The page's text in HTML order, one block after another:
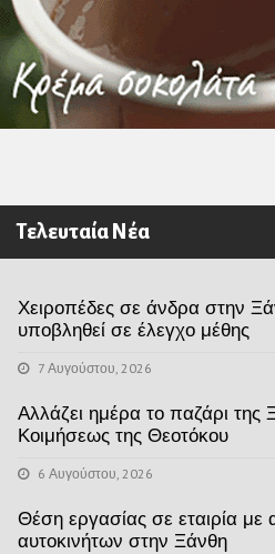
Τελευταία Νέα
Χειροπέδες σε άνδρα στην
υποβληθεί σε έλεγχο μέθης
7 Αυγούστου, 2026
Αλλάζει ημέρα το παζάρι της
Κοιμήσεως της Θεοτόκου
6 Αυγούστου, 2026
Θέση εργασίας σε εταιρία με
αυτοκινήτων στην Ξάνθη